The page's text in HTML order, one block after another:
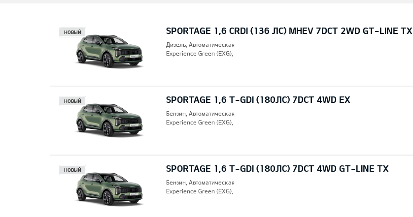
SPORTAGE 1,6 CRDI (136 ЛС) MHEV 7DCT 2WD GT-LINE TX
НОВЫЙ
Дизель, Автоматическая
Experience Green (EXG),
SPORTAGE 1,6 T-GDI (180ЛС) 7DCT 4WD EX
НОВЫЙ
Бензин, Автоматическая
Experience Green (EXG),
SPORTAGE 1,6 T-GDI (180ЛС) 7DCT 4WD GT-LINE TX
НОВЫЙ
Бензин, Автоматическая
Experience Green (EXG),